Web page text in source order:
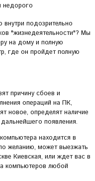
недорого
подозрительно
"жизнедеятельности"? Мы
на дому и полную
где он пройдет полную
причину сбоев и
операций на ПК,
новое, определят наличие
появления.
находится в
желанию, может выезжать
Киевская, или ждет вас в
компьютеров любой